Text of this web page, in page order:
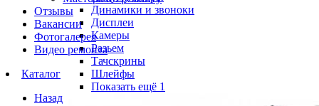
Динамики и звоноки
Дисплеи
Камеры
Разьем
Тачскрины
Шлейфы
Показать ещё 1
Отзывы
Вакансии
Фотогалерея
Видео ремонта
Каталог
Назад